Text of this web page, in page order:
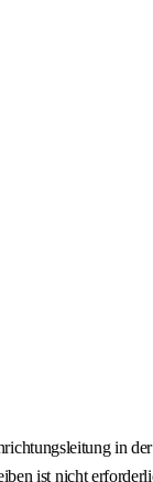
in
ist nicht